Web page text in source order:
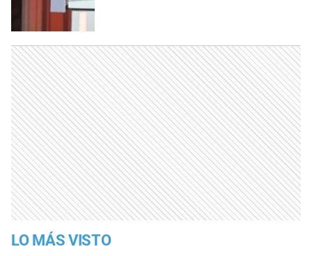
LO MÁS VISTO